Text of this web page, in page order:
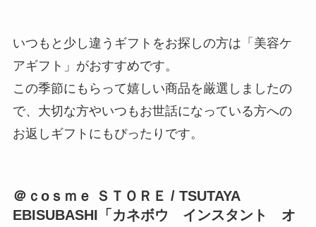
いつもと少し違うギフトをお探しの方は「美容ケ
アギフト」がおすすめです。
この季節にもらって嬉しい商品を厳選しましたの
で、大切な方やいつもお世話になっている方への
お返しギフトにもぴったりです。
＠ｃoｓｍｅ ＳＴＯＲＥ / TSUTAYA
EBISUBASHI「カネボウ インスタント オ